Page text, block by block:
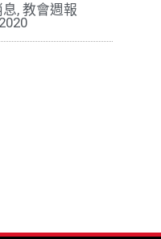
息, 教會週報